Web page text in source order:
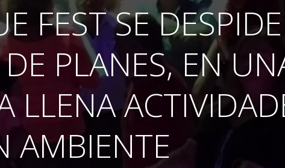
FEST SE DESPIDE
PLANES, EN
LLENA
AMBIENTE